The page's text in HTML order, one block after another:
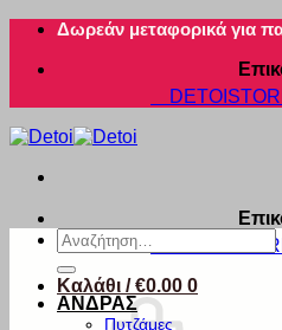
Μετάβαση
περιεχόμενο
Δωρεάν μεταφορικά για
Καλάθι /€0.00 0
Αναζήτηση
για:
ΑΝΔΡΑΣ
Πυτζάμες